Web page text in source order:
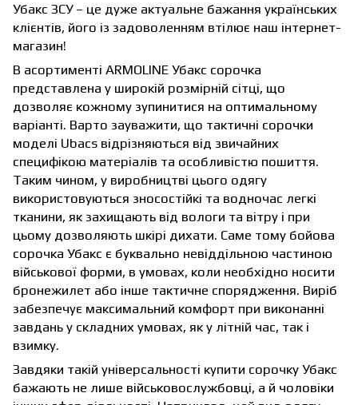
Убакс ЗСУ – це дуже актуальне бажання українських
клієнтів, його із задоволенням втілює наш інтернет-
магазин!
В асортименті ARMOLINE Убакс сорочка
представлена у широкій розмірній сітці, що
дозволяє кожному зупинитися на оптимальному
варіанті. Варто зауважити, що тактичні сорочки
моделі Ubacs відрізняються від звичайних
специфікою матеріалів та особливістю пошиття.
Таким чином, у виробництві цього одягу
використовуються зносостійкі та водночас легкі
тканини, як захищають від вологи та вітру і при
цьому дозволяють шкірі дихати. Саме тому бойова
сорочка Убакс є буквально невіддільною частиною
військової форми, в умовах, коли необхідно носити
бронежилет або інше тактичне спорядження. Виріб
забезпечує максимальний комфорт при виконанні
завдань у складних умовах, як у літній час, так і
взимку.
Завдяки такій універсальності купити сорочку Убакс
бажають не лише військовослужбовці, а й чоловіки